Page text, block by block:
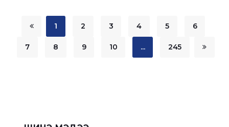
1 2 3 4 5 6
7 8 9 10 ... 245